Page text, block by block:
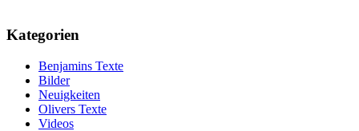
Kategorien
Benjamins Texte
Bilder
Neuigkeiten
Olivers Texte
Videos